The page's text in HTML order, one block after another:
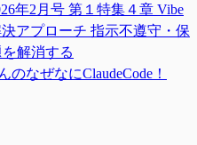
年2月号 第１特集４章 Vibe
アプローチ 指示不遵守・保
解消する
なぜなにClaudeCode！